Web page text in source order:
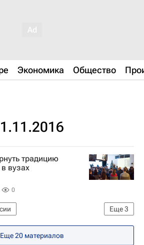
Экономика Общество
традицию
вузах
0
Еще3
МИСиС
Еще 20 материалов